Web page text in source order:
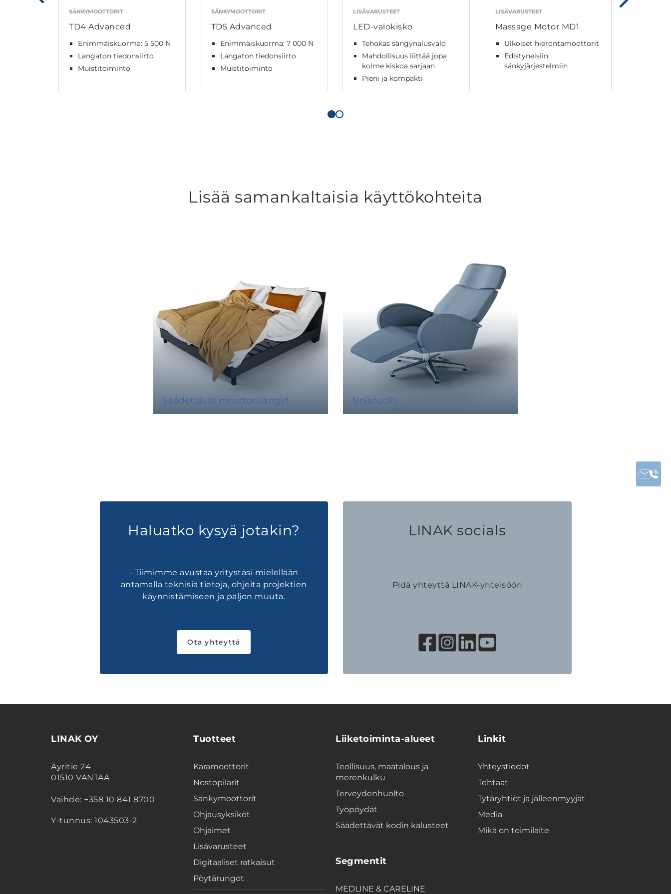
SÄNKYMOOTTORIT
TD4 Advanced
Enimmäiskuorma: 5 500 N
Langaton tiedonsiirto
Muistitoiminto
SÄNKYMOOTTORIT
TD5 Advanced
Enimmäiskuorma: 7 000 N
Langaton tiedonsiirto
Muistitoiminto
LISÄVARUSTEET
LED-valokisko
Tehokas sängynalusvalo
Mahdollisuus liittää jopa
kolme kiskoa sarjaan
Pieni ja kompakti
LISÄVARUSTEET
Massage Motor MD1
Ulkoiset hierontamoottorit
Edistyneisiin
sänkyjärjestelmiin
Lisää samankaltaisia käyttökohteita
Säädettävät moottorisängyt Nojatuolit
Haluatko kysyä jotakin?
- Tiimimme avustaa yritystäsi mielellään
antamalla teknisiä tietoja, ohjeita projektien
käynnistämiseen ja paljon muuta.
Ota yhteyttä
LINAK socials
Pidä yhteyttä LINAK-yhteisöön
LINAK OY
Äyritie 24
01510 VANTAA
Vaihde: +358 10 841 8700
Y-tunnus: 1043503-2
Tuotteet
Karamoottorit
Nostopilarit
Sänkymoottorit
Ohjausyksiköt
Ohjaimet
Lisävarusteet
Digitaaliset ratkaisut
Pöytärungot
Liiketoiminta-alueet
Teollisuus, maatalous ja
merenkulku
Terveydenhuolto
Työpöydät
Säädettävät kodin kalusteet
Segmentit
MEDLINE & CARELINE
Linkit
Yhteystiedot
Tehtaat
Tytäryhtiöt ja jälleenmyyjät
Media
Mikä on toimilaite